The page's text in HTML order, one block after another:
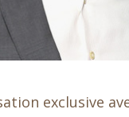
exclusive